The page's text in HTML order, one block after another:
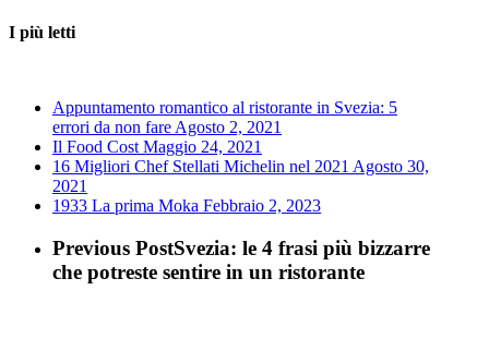
I più letti
Appuntamento romantico al ristorante in Svezia: 5
errori da non fare Agosto 2, 2021
Il Food Cost Maggio 24, 2021
16 Migliori Chef Stellati Michelin nel 2021 Agosto 30,
2021
1933 La prima Moka Febbraio 2, 2023
Previous PostSvezia: le 4 frasi più bizzarre
che potreste sentire in un ristorante